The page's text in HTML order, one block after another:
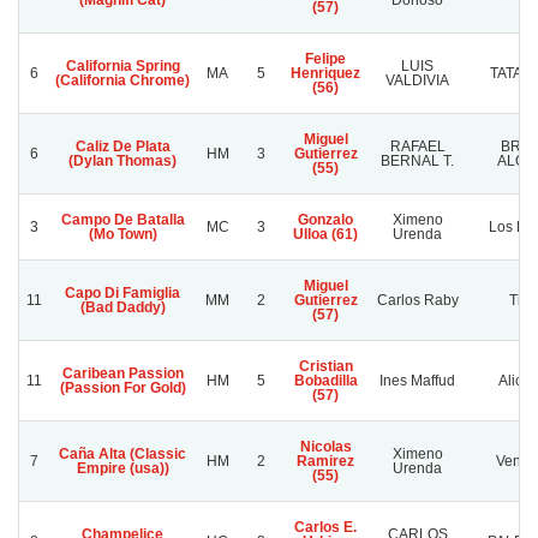
(57)
6
California Spring
(California Chrome)
MA 5
Felipe
Henriquez
(56)
LUIS
VALDIVIA
TATA
6
Caliz De Plata
(Dylan Thomas)
HM 3
Miguel
Gutierrez
(55)
RAFAEL
BERNAL T.
3
Campo De Batalla
(Mo Town)
MC 3
Gonzalo
Ulloa (61)
Ximeno
Urenda
Los
11
Capo Di Famiglia
(Bad Daddy)
MM 2
Miguel
Gutierrez
(57)
Carlos Raby
11
Caribean Passion
(Passion For Gold)
HM 5
Cristian
Bobadilla
(57)
Ines Maffud
7
Caña Alta (Classic
Empire (usa))
HM 2
Nicolas
Ramirez
(55)
Ximeno
Urenda
Carlos E.